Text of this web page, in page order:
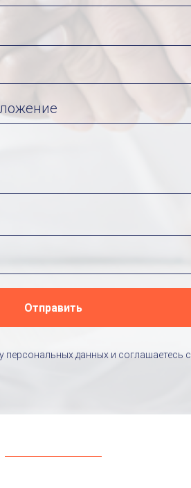
Отправить
персональных данных и соглашаетесь c